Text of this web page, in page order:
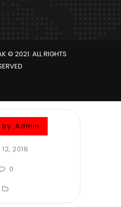
© 2021. ALL RIGHTS
Admin
2018
0